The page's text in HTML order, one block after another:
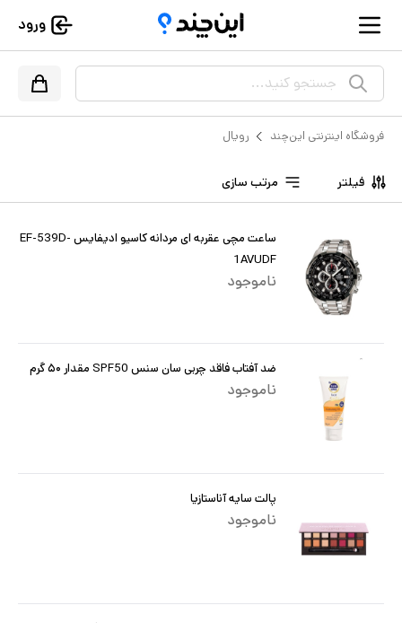
ورود
جستجو کنید...
فروشگاه اینترنتی این‌چند رویال
فیلتر مرتب سازی
ساعت مچی عقربه ای مردانه کاسیو ادیفایس EF-539D-
1AVUDF
ناموجود
ضد آفتاب فاقد چربی سان سنس SPF50 مقدار ۵۰ گرم
ناموجود
پالت سایه آناستازیا
ناموجود